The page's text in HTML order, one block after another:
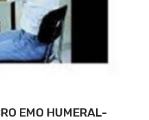
EMO HUMERAL-